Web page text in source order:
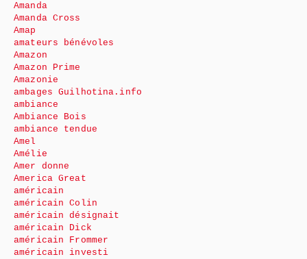
Amanda
Amanda Cross
Amap
amateurs bénévoles
Amazon
Amazon Prime
Amazonie
ambages Guilhotina.info
ambiance
Ambiance Bois
ambiance tendue
Amel
Amélie
Amer donne
America Great
américain
américain Colin
américain désignait
américain Dick
américain Frommer
américain investi